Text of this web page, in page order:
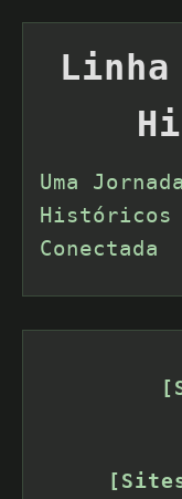
Linha
Uma
Históricos
Conectada